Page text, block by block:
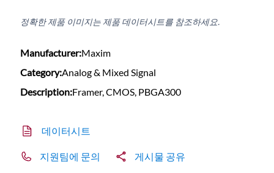
정확한 제품 이미지는 제품 데이터시트를 참조하세요.
Manufacturer:Maxim
Category:Analog & Mixed Signal
Description:Framer, CMOS, PBGA300
데이터시트
지원팀에 문의 게시물 공유